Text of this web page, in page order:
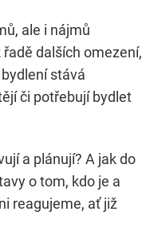
ale i nájmů
dalších omezení,
stává
či potřebují bydlet
a plánují? A jak do
o tom, kdo je a
reagujeme, ať již